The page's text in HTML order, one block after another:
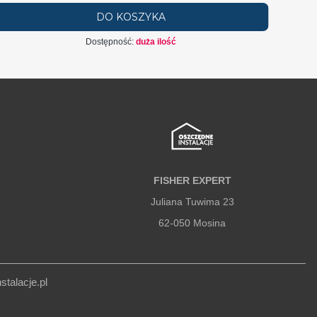
DO KOSZYKA
Dostępność: duża ilość
FISHER EXPERT
Juliana Tuwima 23
62-050 Mosina